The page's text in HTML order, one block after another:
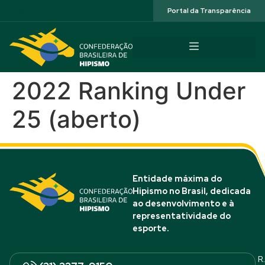
Portal da Transparência
2022 Ranking Under
25 (aberto)
Entidade máxima do
Hipismo no Brasil, dedicada
ao desenvolvimento e à
representatividade do
esporte.
R.